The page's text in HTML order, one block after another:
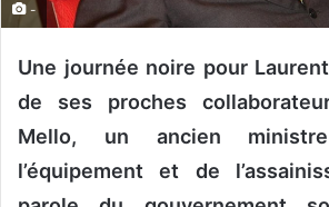
r
e
l
-
Une journée noire pour
de ses proches
Mello, un ancien
l’équipement et de